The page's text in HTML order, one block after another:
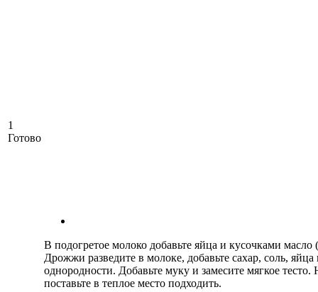
1
Готово
В подогретое молоко добавьте яйца и кусочками
Дрожжи разведите в молоке, добавьте сахар, соль,
однородности. Добавьте муку и замесите мягкое
поставьте в теплое место подходить.